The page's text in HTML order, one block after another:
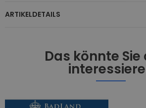
ARTIKELDETAILS
Das könnte